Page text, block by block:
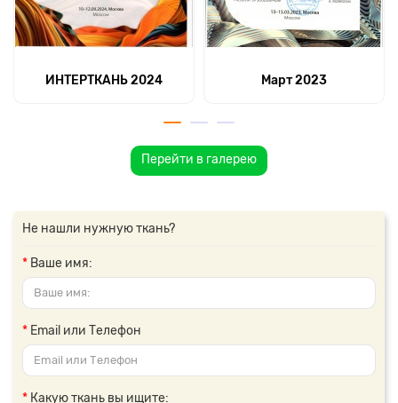
ИНТЕРТКАНЬ 2024 Март 2023
Перейти в галерею
Не нашли нужную ткань?
Ваше имя:
Email или Телефон
Какую ткань вы ищите: